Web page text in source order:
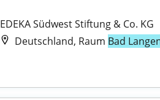
EDEKA Südwest Stiftung & Co. KG
Deutschland, Raum Bad